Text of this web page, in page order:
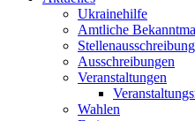
Ukrainehilfe
Amtliche
Ausschreibungen
Veranstaltungen
Wahlen